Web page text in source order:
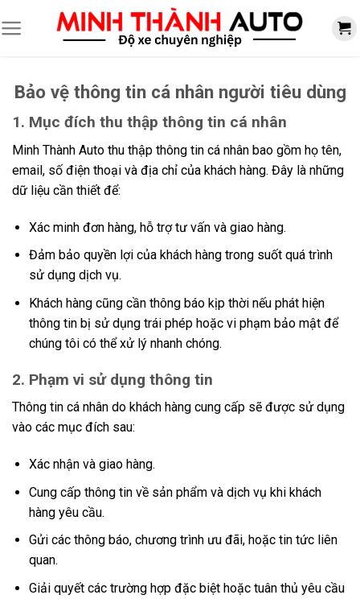
to
Bảo vệ thông tin cá nhân người tiêu dùng
1. Mục đích thu thập thông tin cá nhân
Minh Thành Auto thu thập thông tin cá nhân bao gồm họ tên,
email, số điện thoại và địa chỉ của khách hàng. Đây là những
dữ liệu cần thiết để:
Xác minh đơn hàng, hỗ trợ tư vấn và giao hàng.
Đảm bảo quyền lợi của khách hàng trong suốt quá trình
sử dụng dịch vụ.
Khách hàng cũng cần thông báo kịp thời nếu phát hiện
thông tin bị sử dụng trái phép hoặc vi phạm bảo mật để
chúng tôi có thể xử lý nhanh chóng.
2. Phạm vi sử dụng thông tin
Thông tin cá nhân do khách hàng cung cấp sẽ được sử dụng
vào các mục đích sau:
Xác nhận và giao hàng.
Cung cấp thông tin về sản phẩm và dịch vụ khi khách
hàng yêu cầu.
Gửi các thông báo, chương trình ưu đãi, hoặc tin tức liên
quan.
Giải quyết các trường hợp đặc biệt hoặc tuân thủ yêu cầu